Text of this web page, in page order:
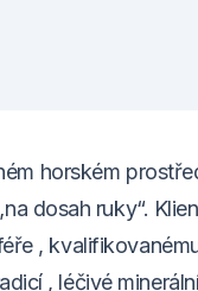
horském
dosah ruky“.
,
, léčivé